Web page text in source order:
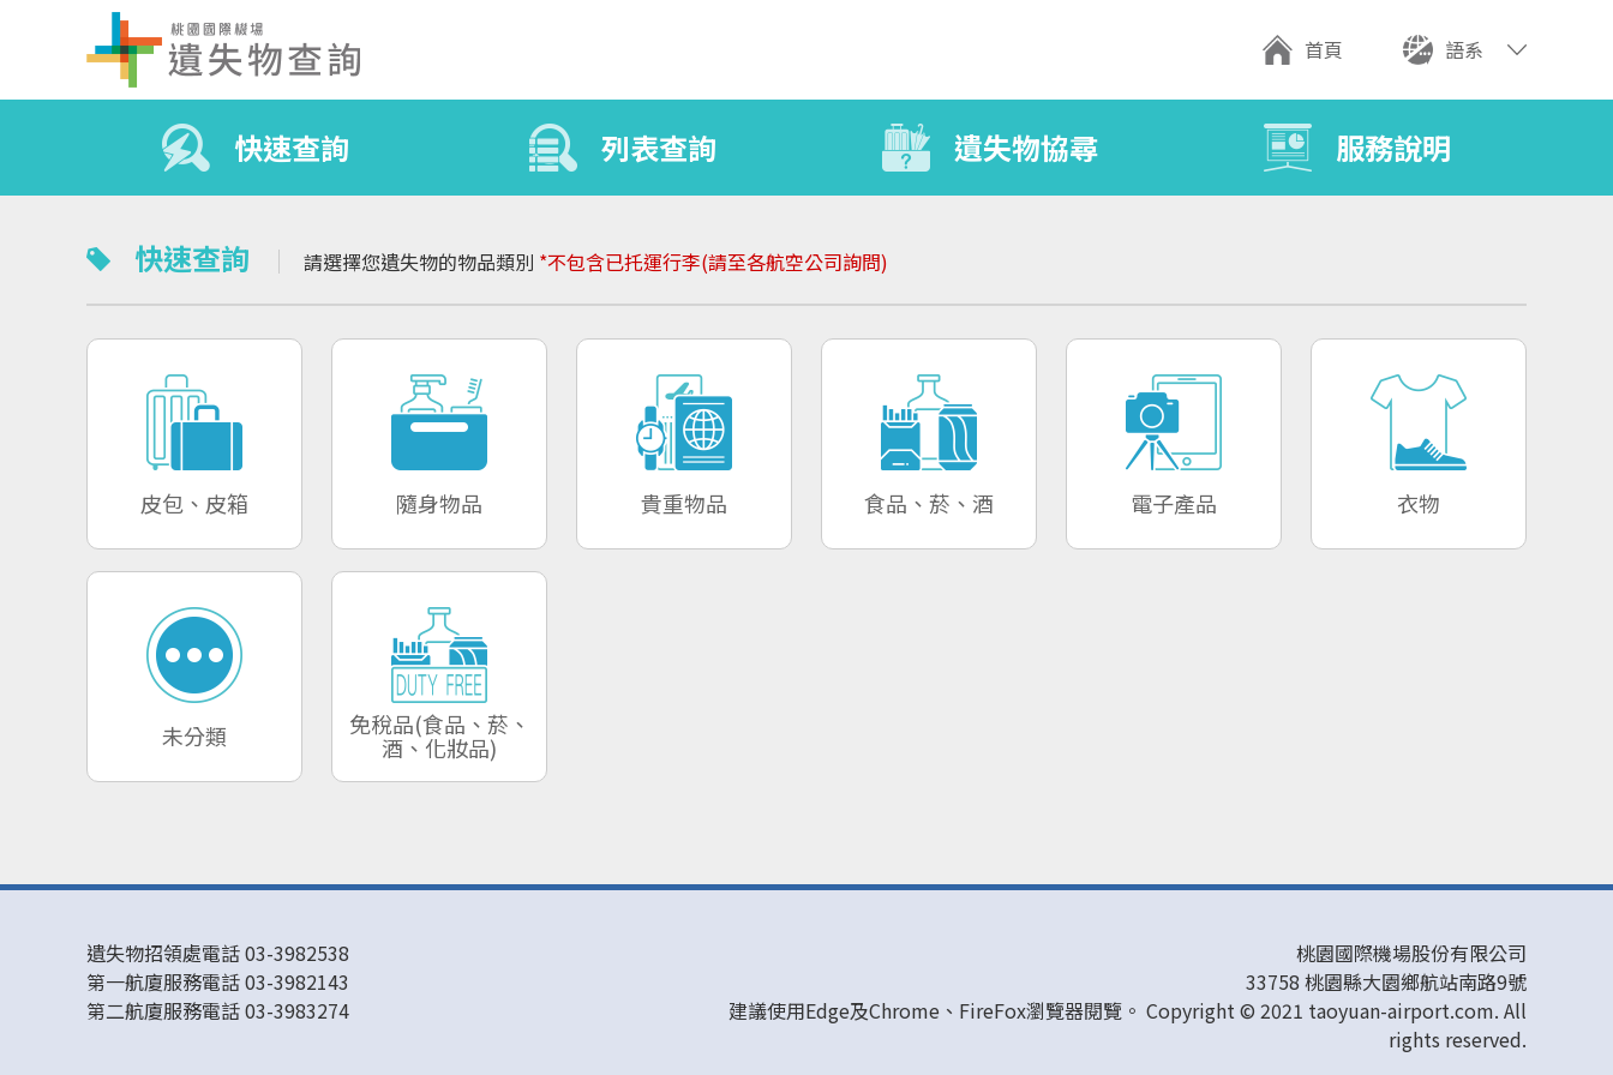
首頁 語系
快速查詢 列表查詢 遺失物協尋 服務說明
快速查詢 請選擇您遺失物的物品類別 *不包含已托運行李(請至各航空公司詢問)
皮包、皮箱 隨身物品 貴重物品 食品、菸、酒 電子產品 衣物
未分類 免稅品(食品、菸、
酒、化妝品)
遺失物招領處電話 03-3982538
第一航廈服務電話 03-3982143
第二航廈服務電話 03-3983274
桃園國際機場股份有限公司
33758 桃園縣大園鄉航站南路9號
建議使用Edge及Chrome、FireFox瀏覽器閱覽。 Copyright © 2021 taoyuan-airport.com. All
rights reserved.